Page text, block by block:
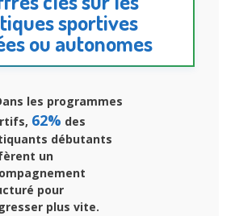
sportives
ou autonomes
les programmes
62% des
débutants
un
pour
plus vite.